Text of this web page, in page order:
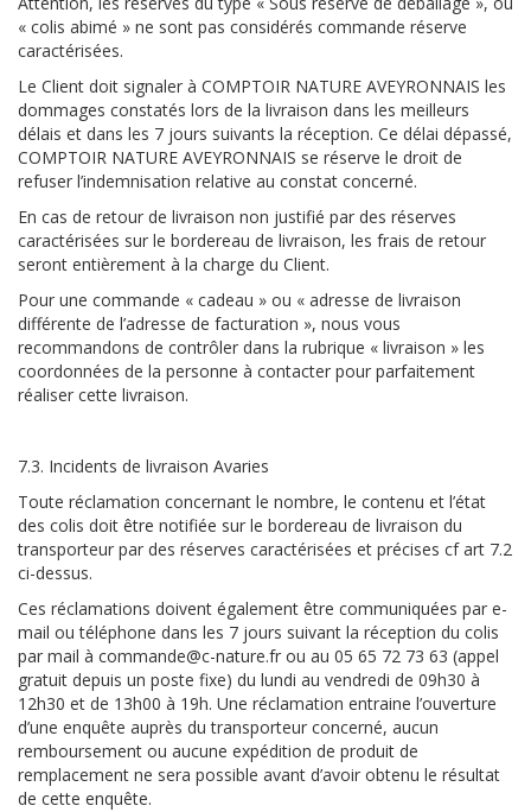
« colis abimé » ne sont pas considérés commande réserve
caractérisées.
Le Client doit signaler à COMPTOIR NATURE AVEYRONNAIS les
dommages constatés lors de la livraison dans les meilleurs
délais et dans les 7 jours suivants la réception. Ce délai dépassé,
COMPTOIR NATURE AVEYRONNAIS se réserve le droit de
refuser l’indemnisation relative au constat concerné.
En cas de retour de livraison non justifié par des réserves
caractérisées sur le bordereau de livraison, les frais de retour
seront entièrement à la charge du Client.
Pour une commande « cadeau » ou « adresse de livraison
différente de l’adresse de facturation », nous vous
recommandons de contrôler dans la rubrique « livraison » les
coordonnées de la personne à contacter pour parfaitement
réaliser cette livraison.
7.3. Incidents de livraison Avaries
Toute réclamation concernant le nombre, le contenu et l’état
des colis doit être notifiée sur le bordereau de livraison du
transporteur par des réserves caractérisées et précises cf art 7.2
ci-dessus.
Ces réclamations doivent également être communiquées par e-
mail ou téléphone dans les 7 jours suivant la réception du colis
par mail à commande@c-nature.fr ou au 05 65 72 73 63 (appel
gratuit depuis un poste fixe) du lundi au vendredi de 09h30 à
12h30 et de 13h00 à 19h. Une réclamation entraine l’ouverture
d’une enquête auprès du transporteur concerné, aucun
remboursement ou aucune expédition de produit de
remplacement ne sera possible avant d’avoir obtenu le résultat
de cette enquête.